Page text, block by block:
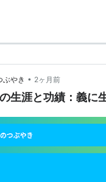
問い、太史慈が「想
は建安14年(209)の
騎打ちは「三国志演義
ぶやき • 2ヶ月前
生涯と功績：義に